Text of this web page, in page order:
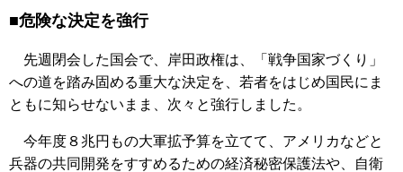
■危険な決定を強行
先週閉会した国会で、岸田政権は、「戦争国家づくり」
への道を踏み固める重大な決定を、若者をはじめ国民にま
ともに知らせないまま、次々と強行しました。
今年度８兆円もの大軍拡予算を立てて、アメリカなどと
兵器の共同開発をすすめるための経済秘密保護法や、自衛